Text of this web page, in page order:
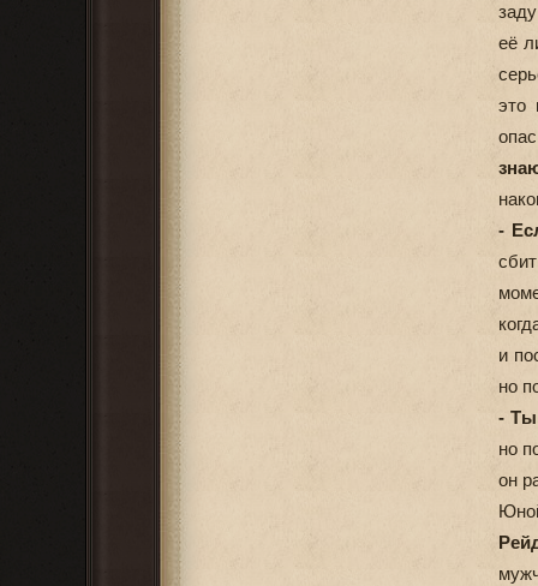
её
это
-
и
но
- Ты
но
он